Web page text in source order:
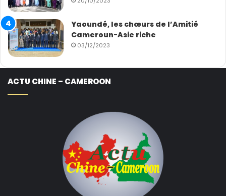
Yaoundé, les chœurs de l’Amitié
Cameroun-Asie riche
03/12/2023
ACTU CHINE – CAMEROON